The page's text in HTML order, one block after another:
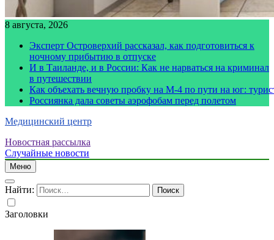
8 августа, 2026
Эксперт Островерхий рассказал, как подготовиться к
ночному прибытию в отпуске
И в Таиланде, и в России: Как не нарваться на криминал
в путешествии
Как объехать вечную пробку на М-4 по пути на юг:
Россиянка дала советы аэрофобам перед полетом
Медицинский центр
Новостная рассылка
Случайные новости
Меню
Найти:
Заголовки